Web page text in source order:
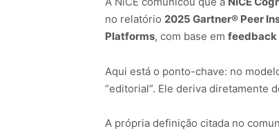
no relatório 2025 Gartner® Peer
Platforms, com base em feedback
Aqui está o ponto-chave: no
“editorial”. Ele deriva diretamente
A própria definição citada no